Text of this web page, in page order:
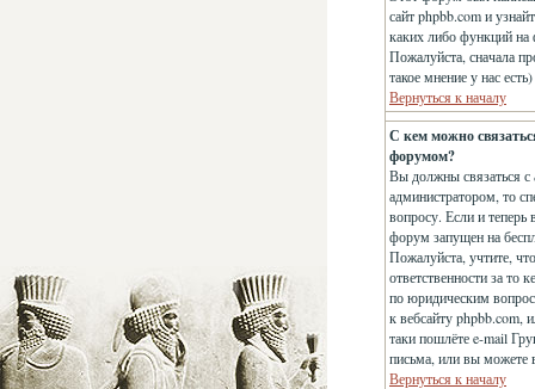
сайт phpbb.com и
каких либо функций
Пожалуйста, сначала
такое мнение у нас
Вернуться к началу
С кем можно
форумом?
Вы должны связаться с
администратором, то
вопросу. Если и теперь
форум запущен на
Пожалуйста, учтите,
ответственности за
по юридическим
к вебсайту phpbb.com,
таки пошлёте e-mail
письма, или вы можете
Вернуться к началу